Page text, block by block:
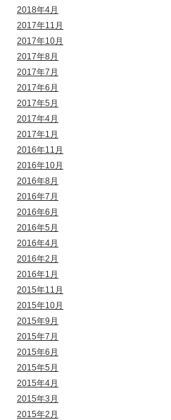
2018年4月
2017年11月
2017年10月
2017年8月
2017年7月
2017年6月
2017年5月
2017年4月
2017年1月
2016年11月
2016年10月
2016年8月
2016年7月
2016年6月
2016年5月
2016年4月
2016年2月
2016年1月
2015年11月
2015年10月
2015年9月
2015年7月
2015年6月
2015年5月
2015年4月
2015年3月
2015年2月